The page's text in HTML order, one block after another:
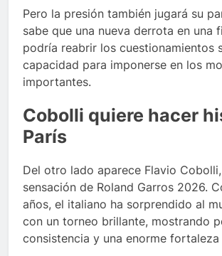
Pero la presión también jugará su
sabe que una nueva derrota en una
podría reabrir los cuestionamientos
capacidad para imponerse en los
importantes.
Cobolli quiere hacer
París
Del otro lado aparece Flavio
sensación de Roland Garros 2026.
años, el italiano ha sorprendido al
con un torneo brillante, mostrando
consistencia y una enorme fortaleza